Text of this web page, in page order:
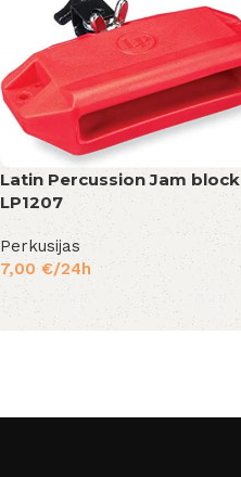
Latin Percussion Jam block
LP1207
Perkusijas
7,00 €/24h